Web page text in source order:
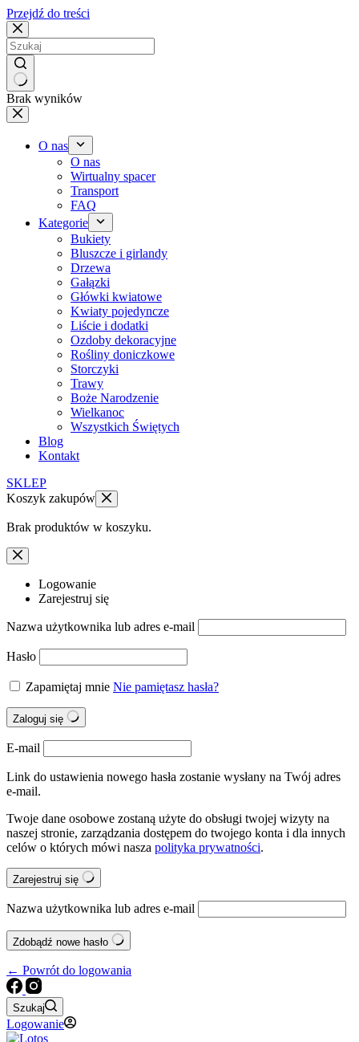
Przejdź do treści
Brak wyników
O nas
O nas
Wirtualny spacer
Transport
FAQ
Kategorie
Bukiety
Bluszcze i girlandy
Drzewa
Gałązki
Główki kwiatowe
Kwiaty pojedyncze
Liście i dodatki
Ozdoby dekoracyjne
Rośliny doniczkowe
Storczyki
Trawy
Boże Narodzenie
Wielkanoc
Wszystkich Świętych
Blog
Kontakt
SKLEP
Koszyk zakupów
Brak produktów w koszyku.
Logowanie
Zarejestruj się
Nazwa użytkownika lub adres e-mail
Hasło
Zapamiętaj mnie Nie pamiętasz hasła?
Zaloguj się
E-mail
Link do ustawienia nowego hasła zostanie wysłany na Twój adres
e-mail.
Twoje dane osobowe zostaną użyte do obsługi twojej wizyty na
naszej stronie, zarządzania dostępem do twojego konta i dla innych
celów o których mówi nasza polityka prywatności.
Zarejestruj się
Nazwa użytkownika lub adres e-mail
Zdobądź nowe hasło
← Powrót do logowania
Szukaj
Logowanie